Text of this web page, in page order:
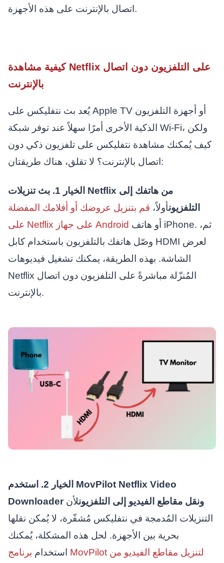
اتصال بالإنترنت على هذه الأجهزة.
كيفية مشاهدة Netflix على التلفزيون دون اتصال
بالإنترنت
يُعد بث نتفليكس على Apple TV أو أجهزة التلفزيون
الذكية الأخرى أمرًا سهلاً عند توفر شبكة Wi-Fi، ولكن
كيف يُمكنك مشاهدة نتفليكس على تلفزيون ذكي دون
اتصال بالإنترنت؟ لا تقلق، هناك طريقتان:
الخيار 1. بث تنزيلات Netflix من هاتفك إلى
التلفزيونأولاً، قم بتنزيل عروضك أو أفلامك المفضلة
على Netflix على جهاز Android أو هاتف iPhone. ثم،
وصّل هاتفك بالتلفزيون باستخدام كابل HDMI لعرض
الشاشة. بهذه الطريقة، يمكنك تشغيل فيديوهات
Netflix المُنزّلة مباشرةً على التلفزيون دون اتصال
بالإنترنت.
الخيار 2. استخدم MovPilot Netflix Video
Downloader ونقل مقاطع الفيديو إلى التلفزيونلأن
التنزيلات المُدمجة في نتفليكس مُشفّرة، لا يُمكن نقلها
بحرية بين الأجهزة. لحل هذه المشكلة، يُمكنك
استخدام برنامج MovPilot لتنزيل مقاطع الفيديو من